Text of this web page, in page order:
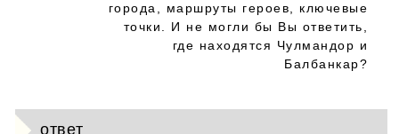
города, маршруты героев, ключевые
точки. И не могли бы Вы ответить,
где находятся Чулмандор и
Балбанкар?
ответ